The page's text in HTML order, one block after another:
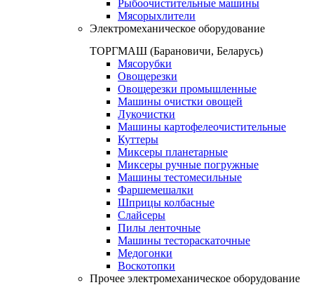
Рыбоочистительные машины
Мясорыхлители
Электромеханическое оборудование
ТОРГМАШ (Барановичи, Беларусь)
Мясорубки
Овощерезки
Овощерезки промышленные
Машины очистки овощей
Лукочистки
Машины картофелеочистительные
Куттеры
Миксеры планетарные
Миксеры ручные погружные
Машины тестомесильные
Фаршемешалки
Шприцы колбасные
Слайсеры
Пилы ленточные
Машины тестораскаточные
Медогонки
Воскотопки
Прочее электромеханическое оборудование